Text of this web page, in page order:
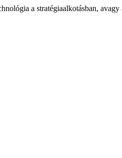
a stratégiaalkotásban,